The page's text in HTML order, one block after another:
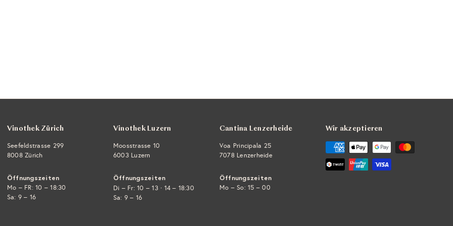
Vinothek Zürich
Seefeldstrasse 299
8008 Zürich
Öffnungszeiten
Mo – FR: 10 – 18:30
Sa: 9 – 16
Vinothek Luzern
Moosstrasse 10
6003 Luzern
Öffnungszeiten
Di – Fr: 10 – 13 · 14 – 18:30
Sa: 9 – 16
Cantina Lenzerheide
Voa Principala 25
7078 Lenzerheide
Öffnungszeiten
Mo – So: 15 – 00
Wir akzeptieren